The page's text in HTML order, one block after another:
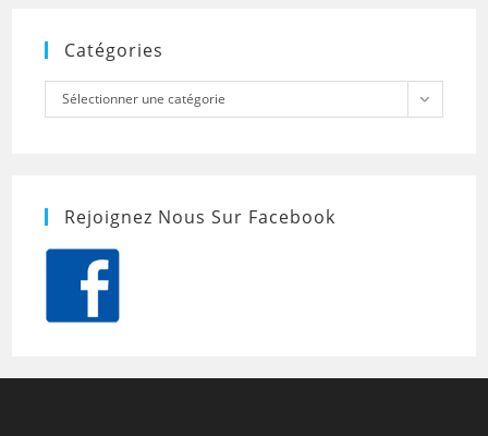
Catégories
Catégories
Sélectionner une catégorie
Rejoignez Nous Sur Facebook